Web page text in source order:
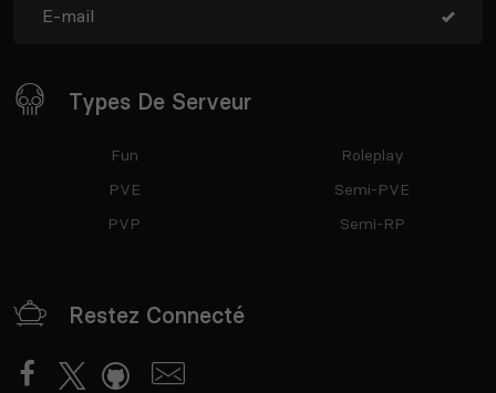
Types De Serveur
Fun
PVE
PVP
Roleplay
Semi-PVE
Semi-RP
Restez Connecté